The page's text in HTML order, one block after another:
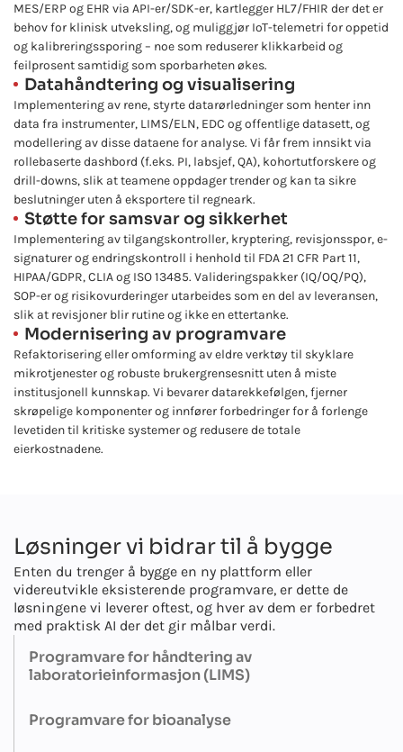
MES/ERP og EHR via API-er/SDK-er, kartlegger HL7/FHIR der det er
behov for klinisk utveksling, og muliggjør IoT-telemetri for oppetid
og kalibreringssporing – noe som reduserer klikkarbeid og
feilprosent samtidig som sporbarheten økes.
Datahåndtering og visualisering
Implementering av rene, styrte datarørledninger som henter inn
data fra instrumenter, LIMS/ELN, EDC og offentlige datasett, og
modellering av disse dataene for analyse. Vi får frem innsikt via
rollebaserte dashbord (f.eks. PI, labsjef, QA), kohortutforskere og
drill-downs, slik at teamene oppdager trender og kan ta sikre
beslutninger uten å eksportere til regneark.
Støtte for samsvar og sikkerhet
Implementering av tilgangskontroller, kryptering, revisjonsspor, e-
signaturer og endringskontroll i henhold til FDA 21 CFR Part 11,
HIPAA/GDPR, CLIA og ISO 13485. Valideringspakker (IQ/OQ/PQ),
SOP-er og risikovurderinger utarbeides som en del av leveransen,
slik at revisjoner blir rutine og ikke en ettertanke.
Modernisering av programvare
Refaktorisering eller omforming av eldre verktøy til skyklare
mikrotjenester og robuste brukergrensesnitt uten å miste
institusjonell kunnskap. Vi bevarer datarekkefølgen, fjerner
skrøpelige komponenter og innfører forbedringer for å forlenge
levetiden til kritiske systemer og redusere de totale
eierkostnadene.
Løsninger vi bidrar til å bygge
Enten du trenger å bygge en ny plattform eller
videreutvikle eksisterende programvare, er dette de
løsningene vi leverer oftest, og hver av dem er forbedret
med praktisk AI der det gir målbar verdi.
Programvare for håndtering av
laboratorieinformasjon (LIMS)
Bygger konfigurerbare LIMS som automatiserer prøveinntak,
Programvare for bioanalyse